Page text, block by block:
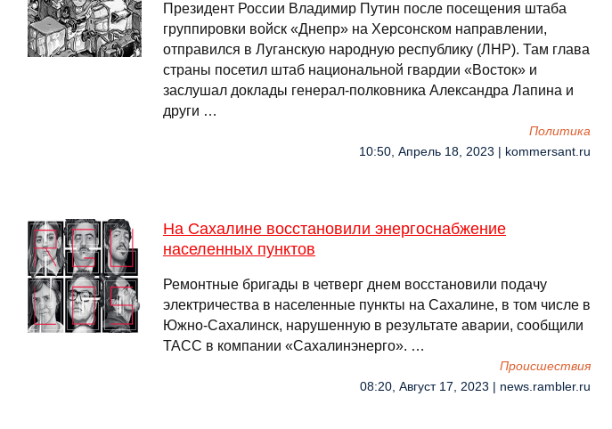
Президент России Владимир Путин после посещения штаба
группировки войск «Днепр» на Херсонском направлении,
отправился в Луганскую народную республику (ЛНР). Там глава
страны посетил штаб национальной гвардии «Восток» и
заслушал доклады генерал-полковника Александра Лапина и
други …
Политика
10:50, Апрель 18, 2023 | kommersant.ru
На Сахалине восстановили энергоснабжение
населенных пунктов
Ремонтные бригады в четверг днем восстановили подачу
электричества в населенные пункты на Сахалине, в том числе в
Южно-Сахалинск, нарушенную в результате аварии, сообщили
ТАСС в компании «Сахалинэнерго». …
Происшествия
08:20, Август 17, 2023 | news.rambler.ru